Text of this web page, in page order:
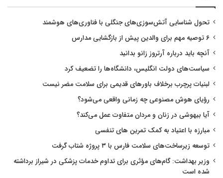
تحول شناسایی آتش‌سوزی‌های جنگلی با فناوری‌های هوشمند
۶ توصیه مهم برای والدین پیش از بازگشایی مدارس
آنچه باید درباره آرتروز زانو بدانید
سیاست‌های دولت انگلیس، دانشگاه‌ها را تضعیف کرد
لبنیات پرچرب برخلاف باورهای قدیمی برای سلامت مضر نیست
رؤیای هوش مصنوعی چه زمانی واقعی می‌شود؟
آیا بیهوشی در زنان و مردان متفاوت عمل می‌کند؟
مبارزه با اعتیاد به کمک تمرین های تنفسی
توسعه زیرساخت‌های سلامت فارس با ۳ پروژه شتاب گرفت
وزیر بهداشت: گام‌های مؤثری برای تداوم خدمات پزشکی در شیراز برداشته
شده است